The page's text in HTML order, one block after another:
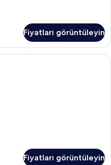
Fiyatları görüntüleyin
Deluxe Oda | Banyo | Ücretsiz
Fiyatları görüntüleyin